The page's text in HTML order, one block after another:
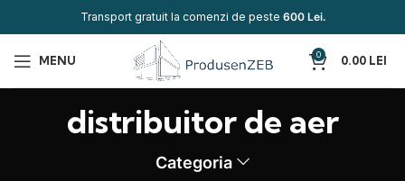
Transport gratuit la comenzi de peste 600 Lei.
MENU 0 0.00 LEI
distribuitor de aer
Categoria